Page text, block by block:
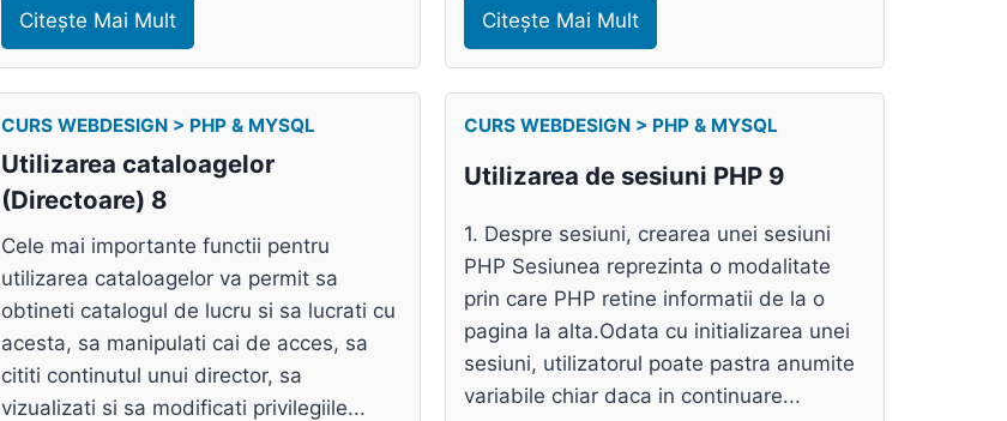
Citește Mai Mult Citește Mai Mult
CURS WEBDESIGN > PHP & MYSQL
Utilizarea cataloagelor
(Directoare) 8
Cele mai importante functii pentru
utilizarea cataloagelor va permit sa
obtineti catalogul de lucru si sa lucrati cu
acesta, sa manipulati cai de acces, sa
cititi continutul unui director, sa
vizualizati si sa modificati privilegiile...
CURS WEBDESIGN > PHP & MYSQL
Utilizarea de sesiuni PHP 9
1. Despre sesiuni, crearea unei sesiuni
PHP Sesiunea reprezinta o modalitate
prin care PHP retine informatii de la o
pagina la alta.Odata cu initializarea unei
sesiuni, utilizatorul poate pastra anumite
variabile chiar daca in continuare...